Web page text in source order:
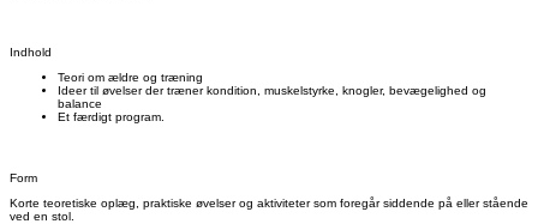
Indhold
Teori om ældre og træning
Ideer til øvelser der træner kondition, muskelstyrke, knogler, bevægelighed og
balance
Et færdigt program.
Form
Korte teoretiske oplæg, praktiske øvelser og aktiviteter som foregår siddende på eller stående
ved en stol.